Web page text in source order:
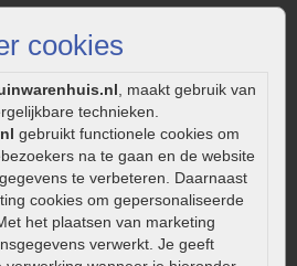
cookies
, maakt gebruik van
technieken.
gebruikt functionele cookies om
na te gaan en de website
te verbeteren. Daarnaast
cookies om gepersonaliseerde
het plaatsen van marketing
verwerkt. Je geeft
bestrating
bestrating